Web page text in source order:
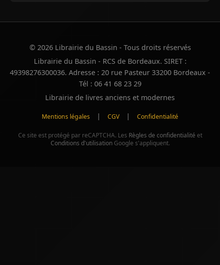
© 2026 Librairie du Bassin - Tous droits réservés
Librairie du Bassin - RCS de Bordeaux. SIRET :
49398276300036. Adresse : 20 rue Pasteur 33200 Bordeaux -
Tél : 06 41 68 23 29
Librairie de livres anciens et modernes
Mentions légales | CGV | Confidentialité
Ce site est protégé par reCAPTCHA. Les Règles de confidentialité et
Conditions d'utilisationGoogle s'appliquent.